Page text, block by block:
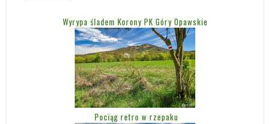
Wyrypa śladem Korony PK Góry Opawskie
Pociąg retro w rzepaku